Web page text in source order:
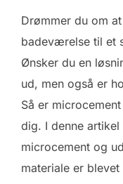
Drømmer du om
badeværelse til et
Ønsker du en
ud, men også er
Så er
dig. I denne
microcement og
materiale er